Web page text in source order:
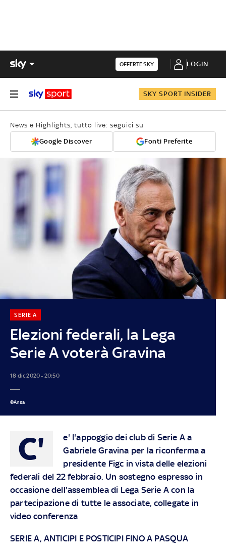
OFFERTE SKY LOGIN
SKY SPORT INSIDER
News e Highlights, tutto live: seguici su
Google Discover Fonti Preferite
Elezioni federali, la Lega
Serie A voterà Gravina
SERIE A
18 dic 2020 - 20:50
©Ansa
C'
e' l'appoggio dei club di Serie A a
Gabriele Gravina per la riconferma a
presidente Figc in vista delle elezioni
federali del 22 febbraio. Un sostegno espresso in
occasione dell'assemblea di Lega Serie A con la
partecipazione di tutte le associate, collegate in
video conferenza
SERIE A, ANTICIPI E POSTICIPI FINO A PASQUA